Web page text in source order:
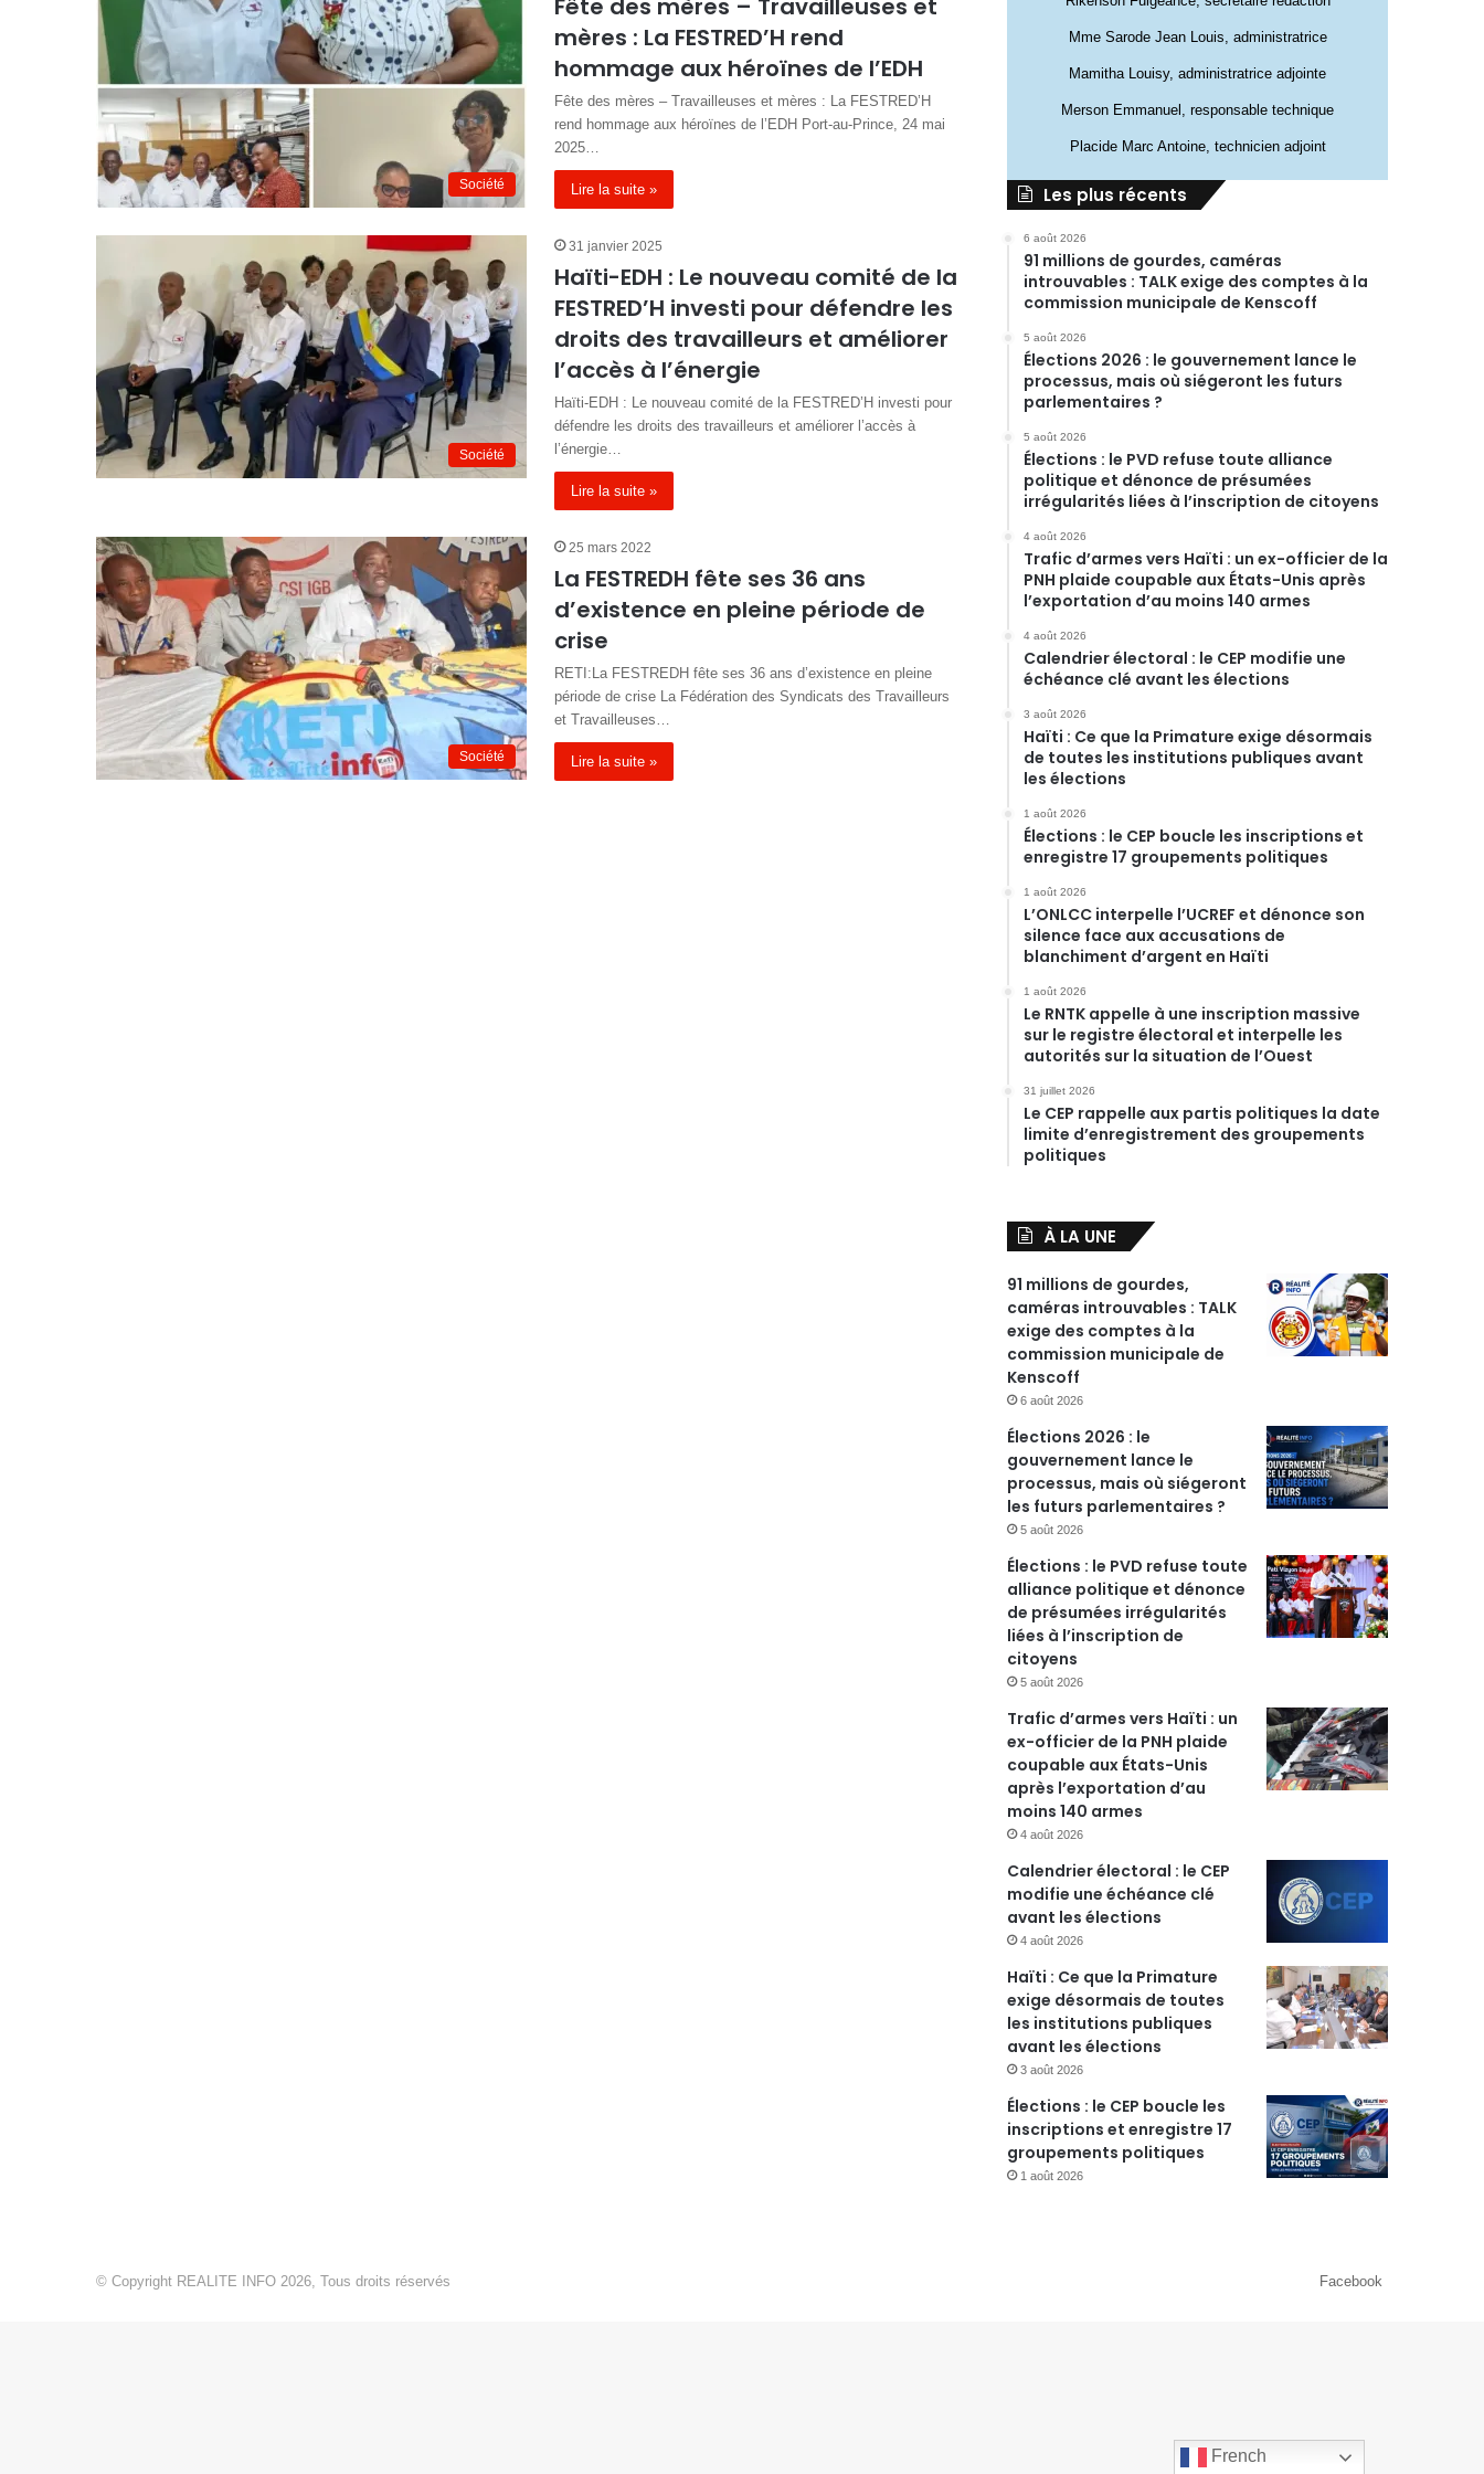
Société
Fête des mères – Travailleuses et
mères : La FESTRED’H rend
hommage aux héroïnes de l’EDH
Fête des mères – Travailleuses et mères : La FESTRED’H
rend hommage aux héroïnes de l’EDH Port-au-Prince, 24 mai
2025…
Lire la suite »
Société
31 janvier 2025
Haïti-EDH : Le nouveau comité de la
FESTRED’H investi pour défendre les
droits des travailleurs et améliorer
l’accès à l’énergie
Haïti-EDH : Le nouveau comité de la FESTRED’H investi pour
défendre les droits des travailleurs et améliorer l’accès à
l’énergie…
Lire la suite »
Société
25 mars 2022
La FESTREDH fête ses 36 ans
d’existence en pleine période de
crise
RETI:La FESTREDH fête ses 36 ans d’existence en pleine
période de crise La Fédération des Syndicats des Travailleurs
et Travailleuses…
Lire la suite »
Mme Sarode Jean Louis, administratrice
Mamitha Louisy, administratrice adjointe
Merson Emmanuel, responsable technique
Placide Marc Antoine, technicien adjoint
Les plus récents
6 août 2026
91 millions de gourdes, caméras
introuvables : TALK exige des comptes à la
commission municipale de Kenscoff
5 août 2026
Élections 2026 : le gouvernement lance le
processus, mais où siégeront les futurs
parlementaires ?
5 août 2026
Élections : le PVD refuse toute alliance
politique et dénonce de présumées
irrégularités liées à l’inscription de citoyens
4 août 2026
Trafic d’armes vers Haïti : un ex-officier de la
PNH plaide coupable aux États-Unis après
l’exportation d’au moins 140 armes
4 août 2026
Calendrier électoral : le CEP modifie une
échéance clé avant les élections
3 août 2026
Haïti : Ce que la Primature exige désormais
de toutes les institutions publiques avant
les élections
1 août 2026
Élections : le CEP boucle les inscriptions et
enregistre 17 groupements politiques
1 août 2026
L’ONLCC interpelle l’UCREF et dénonce son
silence face aux accusations de
blanchiment d’argent en Haïti
1 août 2026
Le RNTK appelle à une inscription massive
sur le registre électoral et interpelle les
autorités sur la situation de l’Ouest
31 juillet 2026
Le CEP rappelle aux partis politiques la date
limite d’enregistrement des groupements
politiques
À LA UNE
91 millions de gourdes,
caméras introuvables : TALK
exige des comptes à la
commission municipale de
Kenscoff
6 août 2026
Élections 2026 : le
gouvernement lance le
processus, mais où siégeront
les futurs parlementaires ?
5 août 2026
Élections : le PVD refuse toute
alliance politique et dénonce
de présumées irrégularités
liées à l’inscription de
citoyens
5 août 2026
Trafic d’armes vers Haïti : un
ex-officier de la PNH plaide
coupable aux États-Unis
après l’exportation d’au
moins 140 armes
4 août 2026
Calendrier électoral : le CEP
modifie une échéance clé
avant les élections
4 août 2026
Haïti : Ce que la Primature
exige désormais de toutes
les institutions publiques
avant les élections
3 août 2026
Élections : le CEP boucle les
inscriptions et enregistre 17
groupements politiques
1 août 2026
© Copyright REALITE INFO 2026, Tous droits réservés Facebook
French
French